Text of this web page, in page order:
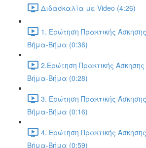
Διδασκαλία με Video (4:26)
1. Ερώτηση Πρακτικής
Βήμα-Βήμα (0:36)
2.Ερώτηση Πρακτικής
Βήμα-Βήμα (0:28)
3. Ερώτηση Πρακτικής
Βήμα-Βήμα (0:16)
4. Ερώτηση Πρακτικής
Βήμα-Βήμα (0:59)